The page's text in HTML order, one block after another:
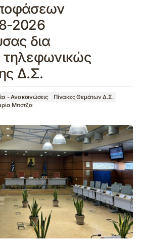
2026
δια
τηλεφωνικώς
Δ.Σ.
- Ανακοινώσεις
Πίνακες Θεμάτων Δ.Σ.
Μπότζα